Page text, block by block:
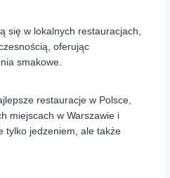
się w lokalnych restauracjach,
oferując
smakowe.
restauracje w Polsce,
miejscach w Warszawie i
tylko jedzeniem, ale także